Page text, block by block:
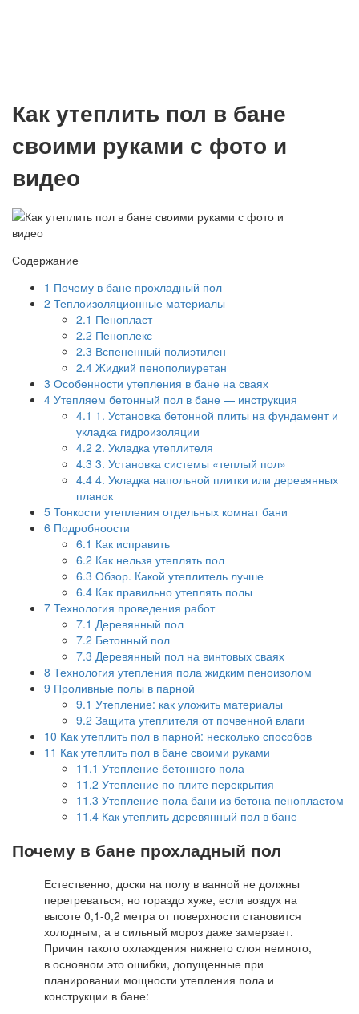
Как утеплить пол в бане
своими руками с фото и
видео
Содержание
1 Почему в бане прохладный пол
2 Теплоизоляционные материалы
2.1 Пенопласт
2.2 Пеноплекс
2.3 Вспененный полиэтилен
2.4 Жидкий пенополиуретан
3 Особенности утепления в бане на сваях
4 Утепляем бетонный пол в бане — инструкция
4.1 1. Установка бетонной плиты на фундамент и
укладка гидроизоляции
4.2 2. Укладка утеплителя
4.3 3. Установка системы «теплый пол»
4.4 4. Укладка напольной плитки или деревянных
планок
5 Тонкости утепления отдельных комнат бани
6 Подробноости
6.1 Как исправить
6.2 Как нельзя утеплять пол
6.3 Обзор. Какой утеплитель лучше
6.4 Как правильно утеплять полы
7 Технология проведения работ
7.1 Деревянный пол
7.2 Бетонный пол
7.3 Деревянный пол на винтовых сваях
8 Технология утепления пола жидким пеноизолом
9 Проливные полы в парной
9.1 Утепление: как уложить материалы
9.2 Защита утеплителя от почвенной влаги
10 Как утеплить пол в парной: несколько способов
11 Как утеплить пол в бане своими руками
11.1 Утепление бетонного пола
11.2 Утепление по плите перекрытия
11.3 Утепление пола бани из бетона пенопластом
11.4 Как утеплить деревянный пол в бане
Почему в бане прохладный пол
Естественно, доски на полу в ванной не должны
перегреваться, но гораздо хуже, если воздух на
высоте 0,1-0,2 метра от поверхности становится
холодным, а в сильный мороз даже замерзает.
Причин такого охлаждения нижнего слоя немного,
в основном это ошибки, допущенные при
планировании мощности утепления пола и
конструкции в бане: